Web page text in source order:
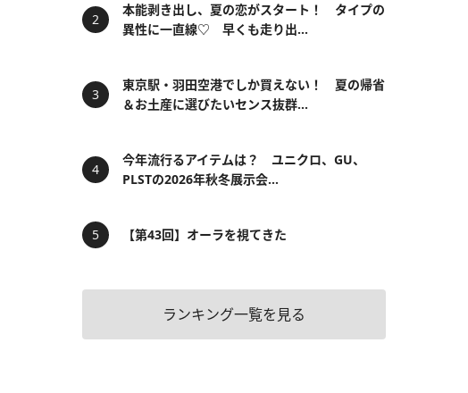
本能剥き出し、夏の恋がスタート！ タイプの
異性に一直線♡ 早くも走り出...
東京駅・羽田空港でしか買えない！ 夏の帰省
＆お土産に選びたいセンス抜群...
今年流行るアイテムは？ ユニクロ、GU、
PLSTの2026年秋冬展示会...
【第43回】オーラを視てきた
ランキング一覧を見る